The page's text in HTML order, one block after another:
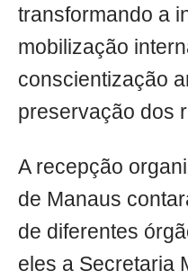
transformando a
mobilização
conscientização
preservação dos
A recepção
de Manaus
de diferentes
eles a Secretaria